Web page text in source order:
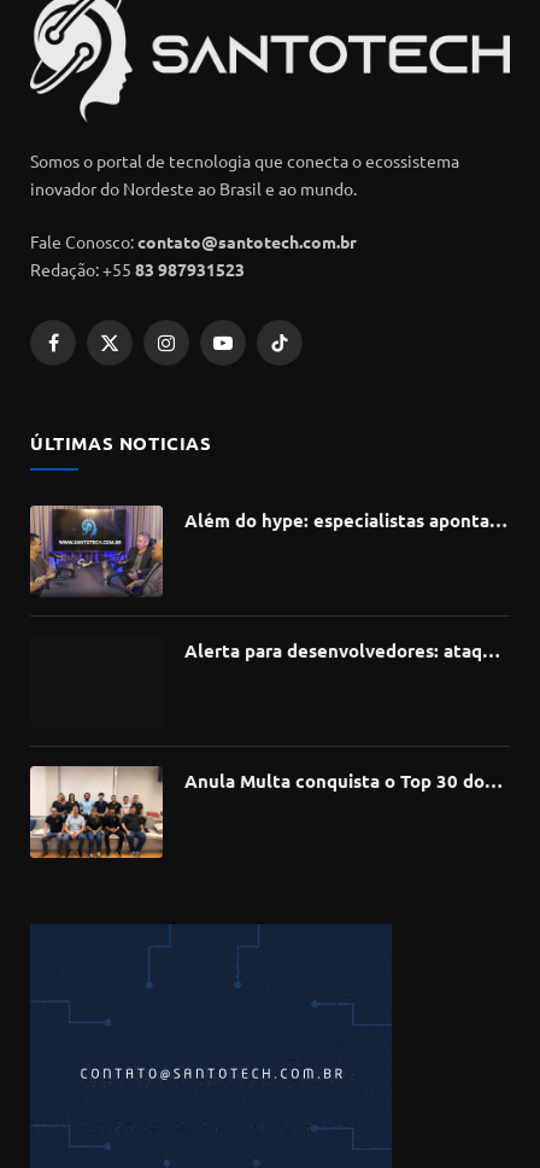
Somos o portal de tecnologia que conecta o ecossistema
inovador do Nordeste ao Brasil e ao mundo.
Fale Conosco:contato@santotech.com.br
Redação: +55 83 987931523
Facebook
X
InstagramYouTubeTikTok
ÚLTIMAS NOTICIAS
Além do hype: especialistas apontam
Alerta para desenvolvedores: ataque
Anula Multa conquista o Top 30 do